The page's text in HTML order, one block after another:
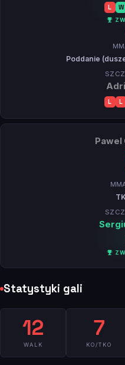
L W
Poddanie
L L
Pawel
Statystyki gali
12
WALK
7
KO/TKO